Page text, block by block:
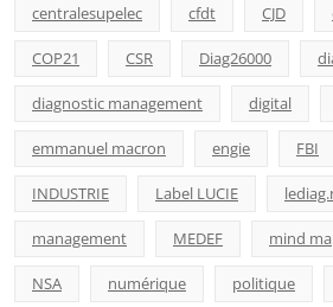
centralesupelec cfdt CJD
COP21 CSR Diag26000
diagnostic management digital
emmanuel macron engie FBI
INDUSTRIE Label LUCIE
management MEDEF mind
NSA numérique politique